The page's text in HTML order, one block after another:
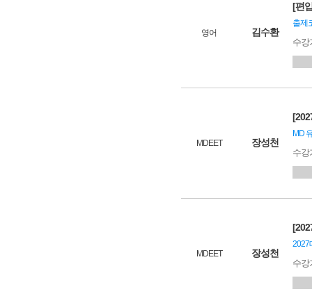
영어 김수환
[편
출제
수
MDEET 장성천
MD
수
MDEET 장성천
2027
수